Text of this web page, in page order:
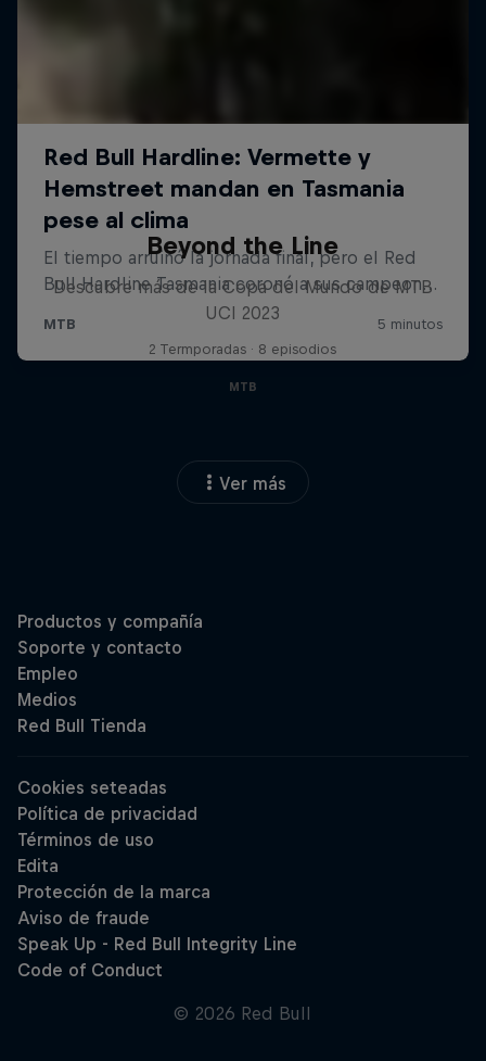
Beyond the Line
Descubre más de la Copa del Mundo de MTB
UCI 2023
2 Termporadas · 8 episodios
MTB
Ver más